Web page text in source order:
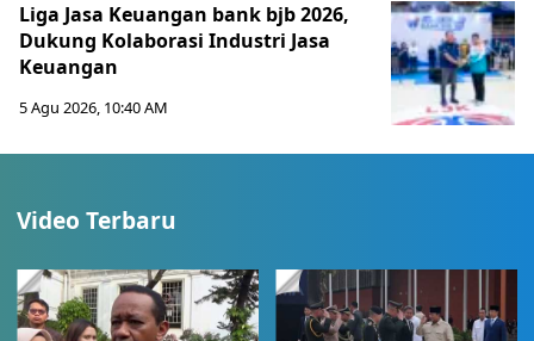
Liga Jasa Keuangan bank bjb 2026,
Dukung Kolaborasi Industri Jasa
Keuangan
5 Agu 2026, 10:40 AM
Video Terbaru